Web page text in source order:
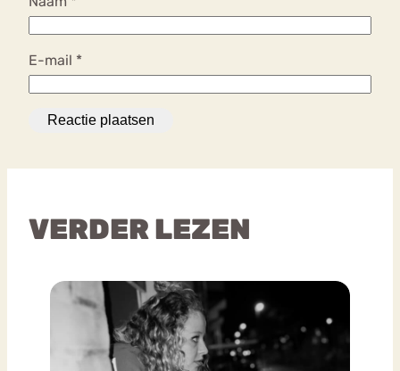
E-mail *
VERDER LEZEN